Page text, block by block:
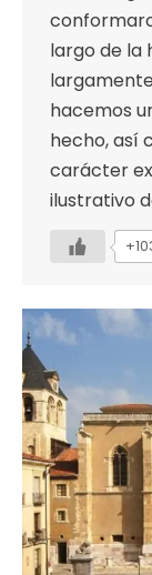
largo de la
hacemos
hecho, así
carácter
ilustrativo